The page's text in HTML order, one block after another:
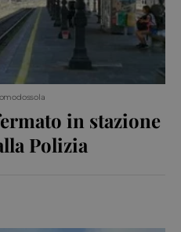
in stazione
Polizia